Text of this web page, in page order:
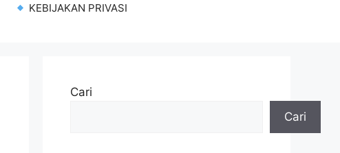
KEBIJAKAN PRIVASI
Cari
Cari